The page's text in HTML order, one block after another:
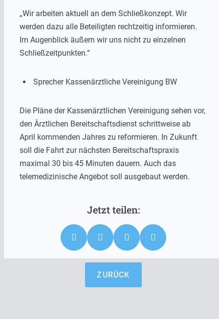
„Wir arbeiten aktuell an dem Schließkonzept. Wir
werden dazu alle Beteiligten rechtzeitig informieren.
Im Augenblick äußern wir uns nicht zu einzelnen
Schließzeitpunkten.“
Sprecher Kassenärztliche Vereinigung BW
Die Pläne der Kassenärztlichen Vereinigung sehen vor,
den Ärztlichen Bereitschaftsdienst schrittweise ab
April kommenden Jahres zu reformieren. In Zukunft
soll die Fahrt zur nächsten Bereitschaftspraxis
maximal 30 bis 45 Minuten dauern. Auch das
telemedizinische Angebot soll ausgebaut werden.
ZURÜCK